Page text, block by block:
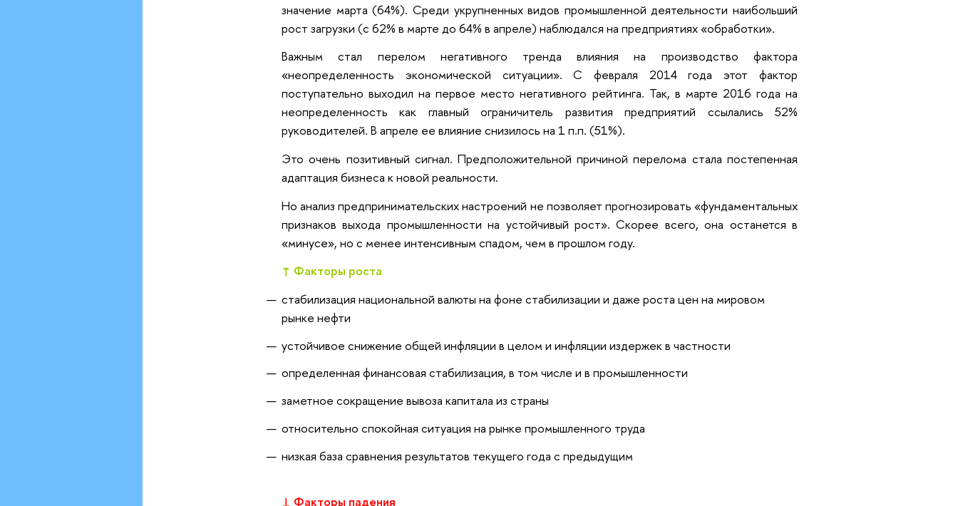
значение марта (64%). Среди укрупненных видов промышленной деятельности наибольший
рост загрузки (с 62% в марте до 64% в апреле) наблюдался на предприятиях «обработки».
Важным стал перелом негативного тренда влияния на производство фактора
«неопределенность экономической ситуации». С февраля 2014 года этот фактор
поступательно выходил на первое место негативного рейтинга. Так, в марте 2016 года на
неопределенность как главный ограничитель развития предприятий ссылались 52%
руководителей. В апреле ее влияние снизилось на 1 п.п. (51%).
Это очень позитивный сигнал. Предположительной причиной перелома стала постепенная
адаптация бизнеса к новой реальности.
Но анализ предпринимательских настроений не позволяет прогнозировать «фундаментальных
признаков выхода промышленности на устойчивый рост». Скорее всего, она останется в
«минусе», но с менее интенсивным спадом, чем в прошлом году.
↑ Факторы роста
стабилизация национальной валюты на фоне стабилизации и даже роста цен на мировом
рынке нефти
устойчивое снижение общей инфляции в целом и инфляции издержек в частности
определенная финансовая стабилизация, в том числе и в промышленности
заметное сокращение вывоза капитала из страны
относительно спокойная ситуация на рынке промышленного труда
низкая база сравнения результатов текущего года с предыдущим
↓ Факторы падения